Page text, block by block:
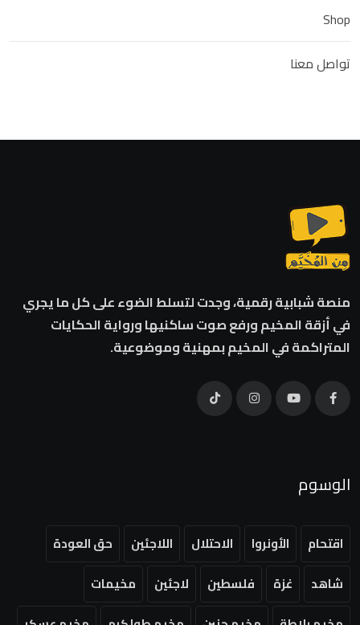
Shop
تواصل معنا
منصة شبابية رقمية، وجدت لتسلط الضوء على كل ما يجري
في أزقة المخيم ورفع صوت ساكنيها ورواية الحكايات
المتراكمة في المخيم بمهنية وموضوعية.
الوسوم
اقتحام الأونروا الاحتلال اللاجئين
حق العودة
شاهد
غزة فلسطين لاجئين
مخيمات